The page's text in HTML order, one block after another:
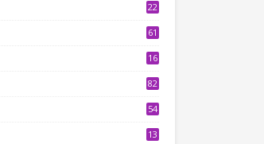
22
61
16
82
54
13